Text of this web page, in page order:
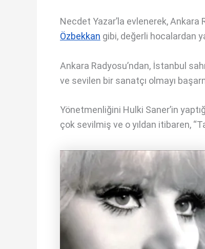
Necdet Yazar’la evlenerek, Ankara
Özbekkan gibi, değerli hocalardan
Ankara Radyosu’ndan, İstanbul
ve sevilen bir sanatçı olmayı
Yönetmenliğini Hulki Saner’in
çok sevilmiş ve o yıldan itibaren,